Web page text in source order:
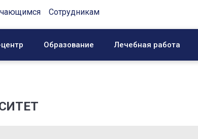
Сотрудникам
Образование Лечебная работа